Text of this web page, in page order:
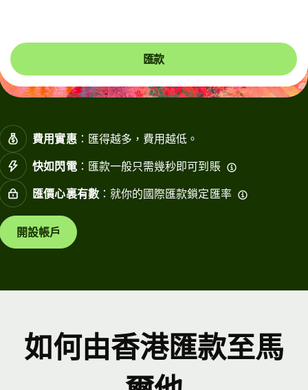
匯款
費用實惠：匯得越多，費用越低。
快如閃電：匯款一般只需幾秒即可到賬
匯價心裏有數：就你的國際匯款鎖定匯率
開設帳戶
如何由香港匯款至馬